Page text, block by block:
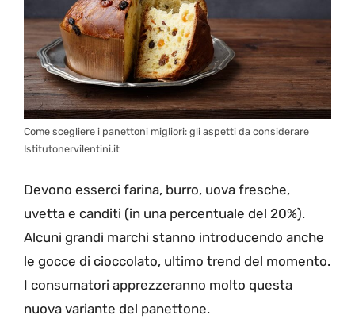
Come scegliere i panettoni migliori: gli aspetti da considerare
Istitutonervilentini.it
Devono esserci farina, burro, uova fresche,
uvetta e canditi (in una percentuale del 20%).
Alcuni grandi marchi stanno introducendo anche
le gocce di cioccolato, ultimo trend del momento.
I consumatori apprezzeranno molto questa
nuova variante del panettone.